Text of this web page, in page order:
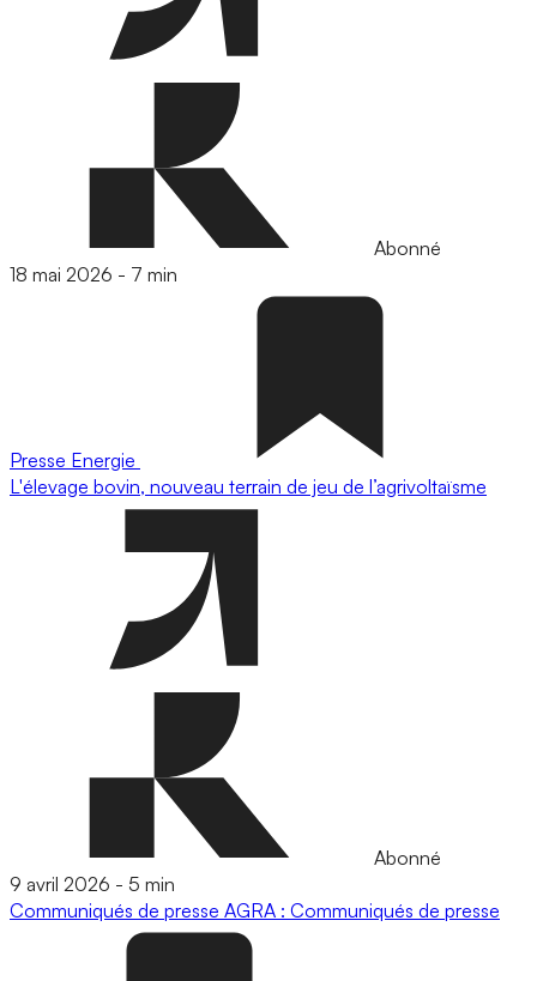
Abonné
18 mai 2026 - 7 min
Presse Energie
L'élevage bovin, nouveau terrain de jeu de l’agrivoltaïsme
Abonné
9 avril 2026 - 5 min
Communiqués de presse AGRA : Communiqués de presse